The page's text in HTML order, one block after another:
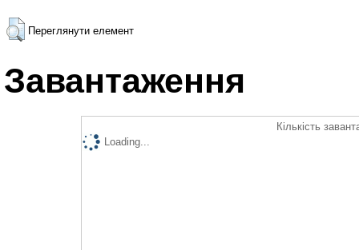
Переглянути елемент
Завантаження
Кількість
Loading...